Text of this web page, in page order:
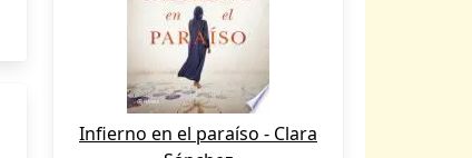
Infierno en el paraíso - Clara